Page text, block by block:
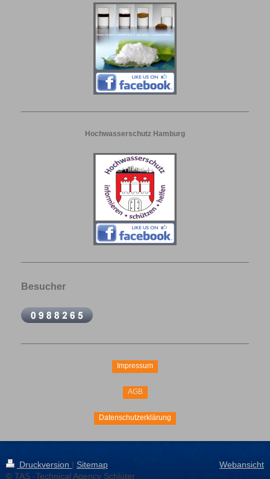
Hochwasserschutz Hamburg
Besucher
Impressum
AGB
Datenschutzerklärung
Druckversion | Sitemap
© TAS -Technical Agency Schlüter
Webansicht